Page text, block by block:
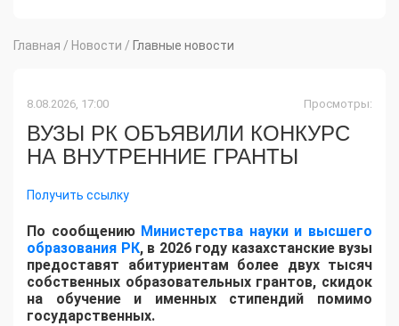
Главная / Новости / Главные новости
8.08.2026, 17:00 Просмотры:
ВУЗЫ РК ОБЪЯВИЛИ КОНКУРС
НА ВНУТРЕННИЕ ГРАНТЫ
Получить ссылку
По сообщению Министерства науки и высшего
образования РК, в 2026 году казахстанские вузы
предоставят абитуриентам более двух тысяч
собственных образовательных грантов, скидок
на обучение и именных стипендий помимо
государственных.